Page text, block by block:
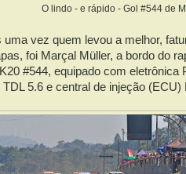
O lindo - e rápido - Gol #544 de
uma vez quem levou a melhor,
foi Marçal Müller, a bordo do
#544, equipado com eletrônica
TDL 5.6 e central de injeção (ECU)